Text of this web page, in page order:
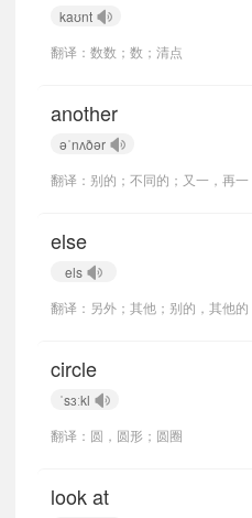
kaʊnt
翻译：数数；数；清点
another
əˈnʌðər
翻译：别的；不同的；又一，再一
else
els
翻译：另外；其他；别的，其他的
circle
ˈsɜːkl
翻译：圆，圆形；圆圈
look at